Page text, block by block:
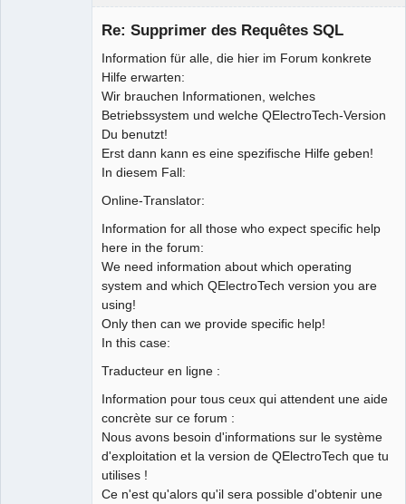
Re: Supprimer des Requêtes SQL
Information für alle, die hier im Forum konkrete
Hilfe erwarten:
Wir brauchen Informationen, welches
Betriebssystem und welche QElectroTech-Version
Du benutzt!
Erst dann kann es eine spezifische Hilfe geben!
In diesem Fall:
Online-Translator:
Information for all those who expect specific help
here in the forum:
We need information about which operating
system and which QElectroTech version you are
using!
Only then can we provide specific help!
In this case:
Traducteur en ligne :
Information pour tous ceux qui attendent une aide
concrète sur ce forum :
Nous avons besoin d'informations sur le système
d'exploitation et la version de QElectroTech que tu
utilises !
Ce n'est qu'alors qu'il sera possible d'obtenir une